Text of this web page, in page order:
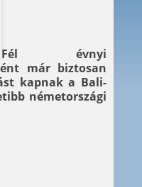
Fél évnyi
már biztosan
kapnak a Bali-
németországi